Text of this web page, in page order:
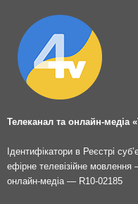
Телеканал та онлайн-медіа
Ідентифікатори в Реєстрі
ефірне телевізійне
онлайн-медіа — R10-02185